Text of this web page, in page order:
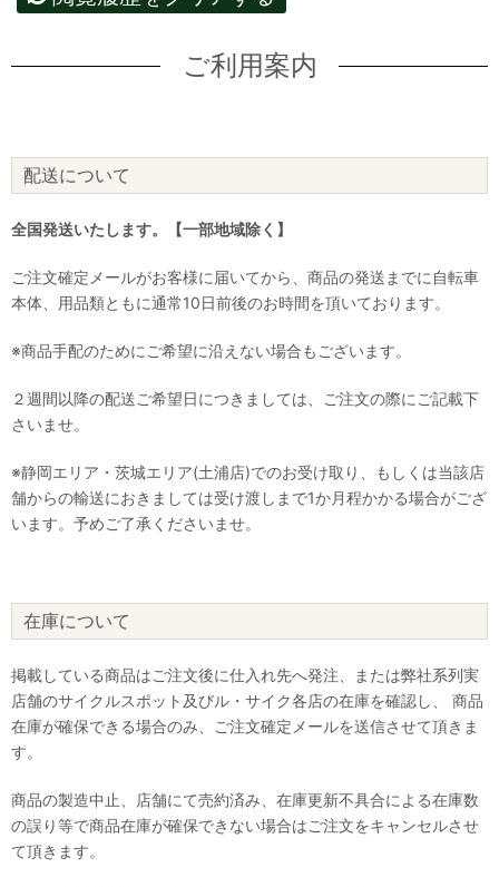
ご利用案内
配送について
全国発送いたします。【一部地域除く】
ご注文確定メールがお客様に届いてから、商品の発送までに自転車
本体、用品類ともに通常10日前後のお時間を頂いております。
※商品手配のためにご希望に沿えない場合もございます。
２週間以降の配送ご希望日につきましては、ご注文の際にご記載下
さいませ。
※静岡エリア・茨城エリア(土浦店)でのお受け取り、もしくは当該店
舗からの輸送におきましては受け渡しまで1か月程かかる場合がござ
います。予めご了承くださいませ。
在庫について
掲載している商品はご注文後に仕入れ先へ発注、または弊社系列実
店舗のサイクルスポット及びル・サイク各店の在庫を確認し、 商品
在庫が確保できる場合のみ、ご注文確定メールを送信させて頂きま
す。
商品の製造中止、店舗にて売約済み、在庫更新不具合による在庫数
の誤り等で商品在庫が確保できない場合はご注文をキャンセルさせ
て頂きます。